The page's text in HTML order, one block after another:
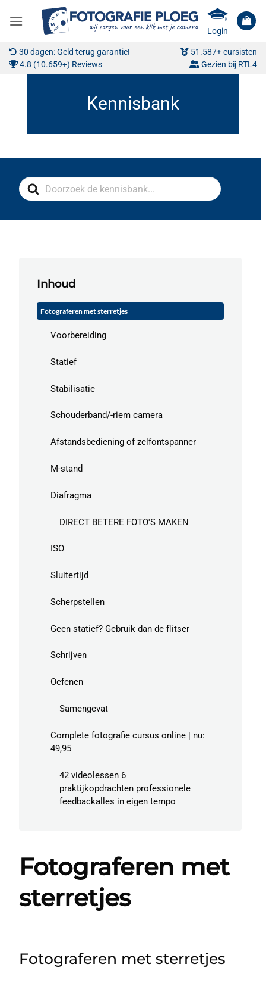
naar
Login
30 dagen: Geld terug garantie!
51.587+ cursisten
4.8 (10.659+) Reviews
Gezien bij RTL4
Search
For
Fotograferen met
sterretjes
Fotograferen met sterretjes
Inhoud
Fotograferen met sterretjes
Voorbereiding
Statief
Stabilisatie
Schouderband/-riem camera
Afstandsbediening of zelfontspanner
M-stand
Diafragma
DIRECT BETERE FOTO'S MAKEN
ISO
Sluitertijd
Scherpstellen
Geen statief? Gebruik dan de flitser
Schrijven
Oefenen
Samengevat
Complete fotografie cursus online | nu:
49,95
42 videolessen 6
praktijkopdrachten professionele
feedbackalles in eigen tempo